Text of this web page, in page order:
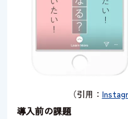
（引用：
導入前の課題